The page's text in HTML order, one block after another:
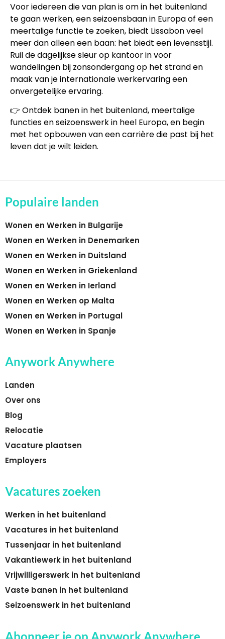
Voor iedereen die van plan is om in het buitenland
te gaan werken, een seizoensbaan in Europa of een
meertalige functie te zoeken, biedt Lissabon veel
meer dan alleen een baan: het biedt een levensstijl.
Ruil de dagelijkse sleur op kantoor in voor
wandelingen bij zonsondergang op het strand en
maak van je internationale werkervaring een
onvergetelijke ervaring.
👉 Ontdek banen in het buitenland, meertalige
functies en seizoenswerk in heel Europa, en begin
met het opbouwen van een carrière die past bij het
leven dat je wilt leiden.
Populaire landen
Wonen en Werken in Bulgarije
Wonen en Werken in Denemarken
Wonen en Werken in Duitsland
Wonen en Werken in Griekenland
Wonen en Werken in Ierland
Wonen en Werken op Malta
Wonen en Werken in Portugal
Wonen en Werken in Spanje
Anywork Anywhere
Landen
Over ons
Blog
Relocatie
Vacature plaatsen
Employers
Vacatures zoeken
Werken in het buitenland
Vacatures in het buitenland
Tussenjaar in het buitenland
Vakantiewerk in het buitenland
Vrijwilligerswerk in het buitenland
Vaste banen in het buitenland
Seizoenswerk in het buitenland